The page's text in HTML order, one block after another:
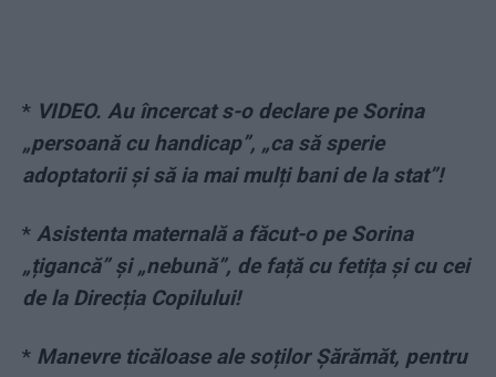
* VIDEO. Au încercat s-o declare pe Sorina
„persoană cu handicap”, „ca să sperie
adoptatorii și să ia mai mulți bani de la stat”!
* Asistenta maternală a făcut-o pe Sorina
„țigancă” și „nebună”, de față cu fetița și cu cei
de la Direcția Copilului!
* Manevre ticăloase ale soților Șărămăt, pentru